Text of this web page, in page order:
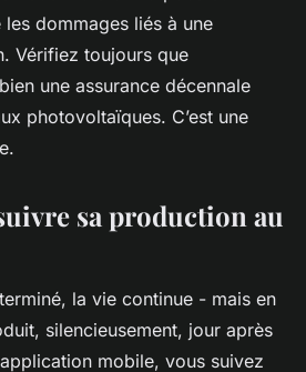
dommages liés à une
Vérifiez toujours que
une assurance décennale
photovoltaïques. C’est une
sa production au
la vie continue - mais en
silencieusement, jour après
mobile, vous suivez